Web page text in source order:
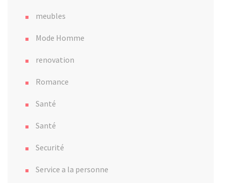
meubles
Mode Homme
renovation
Romance
Santé
Santé
Securité
Service a la personne